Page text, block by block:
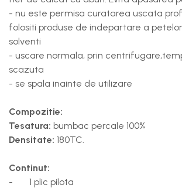
- nu este permisa curatarea uscata
folositi produse de indepartare a
solventi
- uscare normala, prin
scazuta
- se spala inainte de utilizare
Compozitie:
Tesatura: bumbac percale 100%
Densitate: 180TC.
Continut:
- 1 plic pilota